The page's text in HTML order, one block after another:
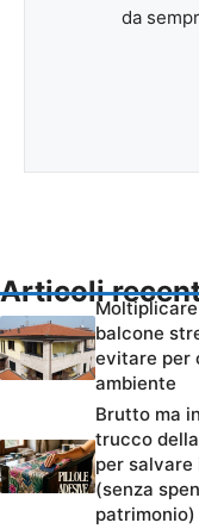
da
Articoli
balcone
evitare per
ambiente
Brutto ma
trucco
per
(senza
patrimonio)